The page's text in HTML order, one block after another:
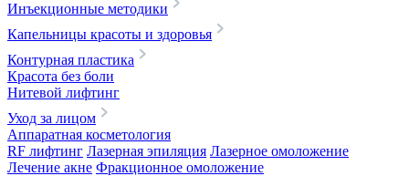
Инъекционные методики
Капельницы красоты и здоровья
Контурная пластика
Красота без боли
Нитевой лифтинг
Уход за лицом
Аппаратная косметология
RF лифтинг Лазерная эпиляция Лазерное омоложение
Лечение акне Фракционное омоложение